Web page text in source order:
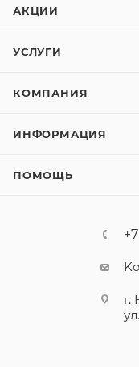
АКЦИИ
УСЛУГИ
КОМПАНИЯ
ИНФОРМАЦИЯ
ПОМОЩЬ
г.